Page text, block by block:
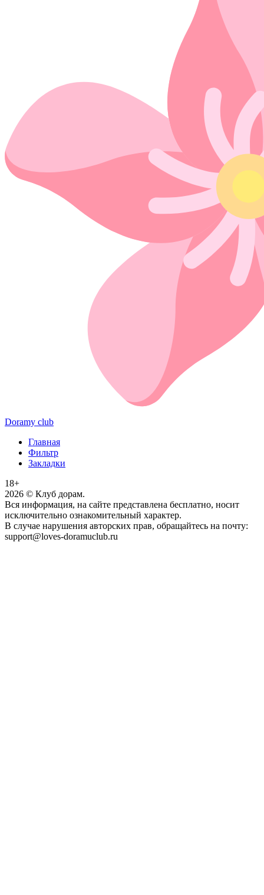
Doramy club
Главная
Фильтр
Закладки
18+
2026 © Клуб дорам.
Вся информация, на сайте представлена бесплатно, носит
исключительно ознакомительный характер.
В случае нарушения авторских прав, обращайтесь на почту:
support@loves-doramuclub.ru